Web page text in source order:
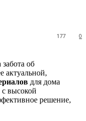
0
177
об
актуальной,
для дома
с высокой
решение,